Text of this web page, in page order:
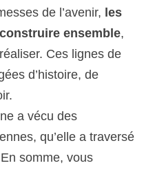
de l’avenir, les
ensemble,
Ces lignes de
d’histoire, de
a vécu des
qu’elle a traversé
somme, vous